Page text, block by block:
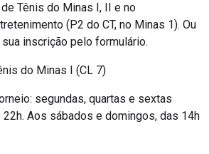
Tênis do Minas I, II e no
(P2 do CT, no Minas 1). Ou
sua inscrição pelo formulário.
do Minas I (CL 7)
segundas, quartas e sextas
Aos sábados e domingos, das 14h